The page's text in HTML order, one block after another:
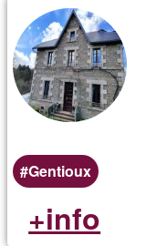
Gentioux
+info